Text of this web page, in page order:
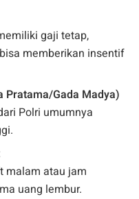
gaji tetap,
memberikan insentif
Pratama/Gada Madya)
Polri umumnya
malam atau jam
uang lembur.